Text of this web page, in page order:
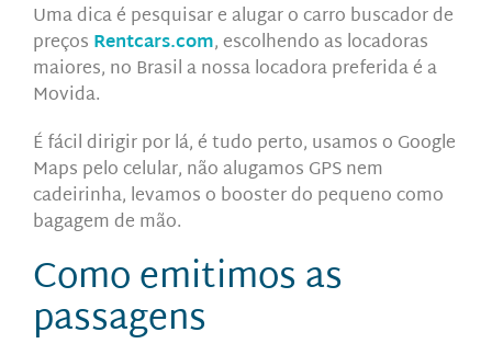
Uma dica é pesquisar e alugar o carro buscador de
preços Rentcars.com,escolhendo as locadoras
maiores, no Brasil a nossa locadora preferida é a
Movida.
É fácil dirigir por lá, é tudo perto, usamos o Google
Maps pelo celular, não alugamos GPS nem
cadeirinha, levamos o booster do pequeno como
bagagem de mão.
Como emitimos as
passagens